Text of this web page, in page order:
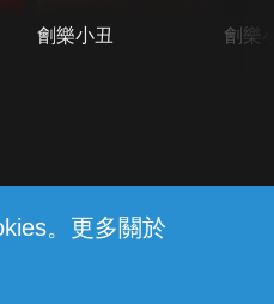
。更多關於
劊樂小丑 劊樂